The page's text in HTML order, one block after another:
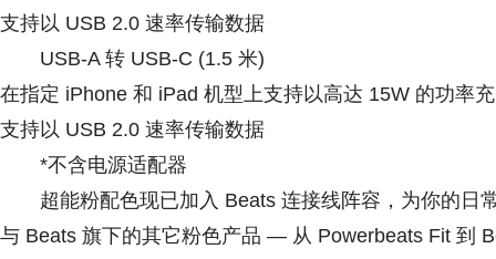
支持以 USB 2.0 速率传输数据
USB-A 转 USB-C (1.5 米)
在指定 iPhone 和 iPad 机型上支持以高达 15W 的功率
支持以 USB 2.0 速率传输数据
*不含电源适配器
超能粉配色现已加入 Beats 连接线阵容，为你的日
与 Beats 旗下的其它粉色产品 — 从 Powerbeats Fit 到